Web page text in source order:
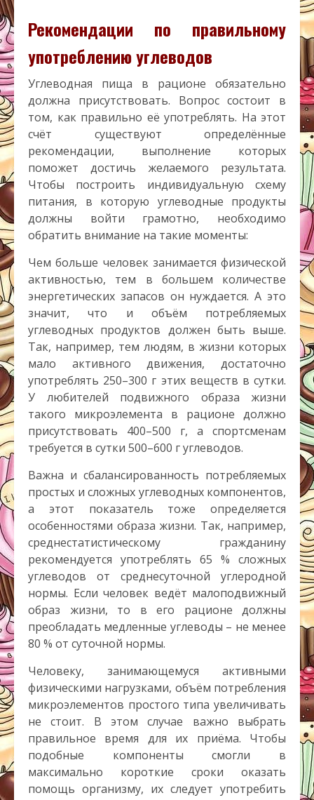
Рекомендации по правильному
употреблению углеводов
Углеводная пища в рационе обязательно
должна присутствовать. Вопрос состоит в
том, как правильно её употреблять. На этот
счёт существуют определённые
рекомендации, выполнение которых
поможет достичь желаемого результата.
Чтобы построить индивидуальную схему
питания, в которую углеводные продукты
должны войти грамотно, необходимо
обратить внимание на такие моменты:
Чем больше человек занимается физической
активностью, тем в большем количестве
энергетических запасов он нуждается. А это
значит, что и объём потребляемых
углеводных продуктов должен быть выше.
Так, например, тем людям, в жизни которых
мало активного движения, достаточно
употреблять 250–300 г этих веществ в сутки.
У любителей подвижного образа жизни
такого микроэлемента в рационе должно
присутствовать 400–500 г, а спортсменам
требуется в сутки 500–600 г углеводов.
Важна и сбалансированность потребляемых
простых и сложных углеводных компонентов,
а этот показатель тоже определяется
особенностями образа жизни. Так, например,
среднестатистическому гражданину
рекомендуется употреблять 65 % сложных
углеводов от среднесуточной углеродной
нормы. Если человек ведёт малоподвижный
образ жизни, то в его рационе должны
преобладать медленные углеводы – не менее
80 % от суточной нормы.
Человеку, занимающемуся активными
физическими нагрузками, объём потребления
микроэлементов простого типа увеличивать
не стоит. В этом случае важно выбрать
правильное время для их приёма. Чтобы
подобные компоненты смогли в
максимально короткие сроки оказать
помощь организму, их следует употребить